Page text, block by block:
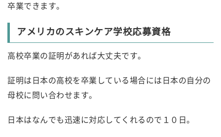
卒業できます。
アメリカのスキンケア学校応募資格
高校卒業の証明があれば大丈夫です。
証明は日本の高校を卒業している場合には日本の自分の
母校に問い合わせます。
日本はなんでも迅速に対応してくれるので１０日。